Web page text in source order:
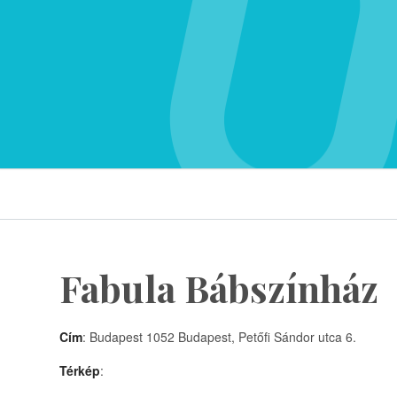
Fabula Bábszínház
Cím: Budapest 1052 Budapest, Petőfi Sándor utca 6.
Térkép: